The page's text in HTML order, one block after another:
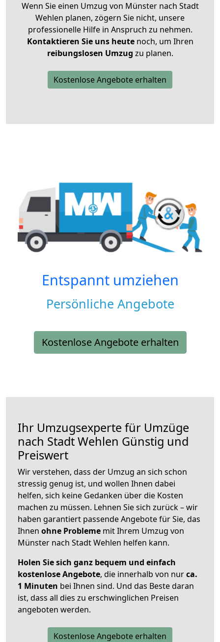
Wenn Sie einen Umzug von Münster nach Stadt
Wehlen planen, zögern Sie nicht, unsere
professionelle Hilfe in Anspruch zu nehmen.
Kontaktieren Sie uns heutenoch, um Ihren
reibungslosen Umzug zu planen.
Kostenlose Angebote erhalten
Entspannt umziehen
Persönliche Angebote
Kostenlose Angebote erhalten
Ihr Umzugsexperte für Umzüge
nach Stadt Wehlen Günstig und
Preiswert
Wir verstehen, dass der Umzug an sich schon
stressig genug ist, und wollen Ihnen dabei
helfen, sich keine Gedanken über die Kosten
machen zu müssen. Lehnen Sie sich zurück – wir
haben garantiert passende Angebote für Sie, das
Ihnen ohne Probleme mit Ihrem Umzug von
Münster nach Stadt Wehlen helfen kann.
Holen Sie sich ganz bequem und einfach
kostenlose Angebote, die innerhalb von nurca.
1 Minuten bei Ihnen sind. Und das Beste daran
ist, dass all dies zu erschwinglichen Preisen
angeboten werden.
Kostenlose Angebote erhalten